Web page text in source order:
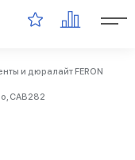
и дюралайт FERON
CAB282